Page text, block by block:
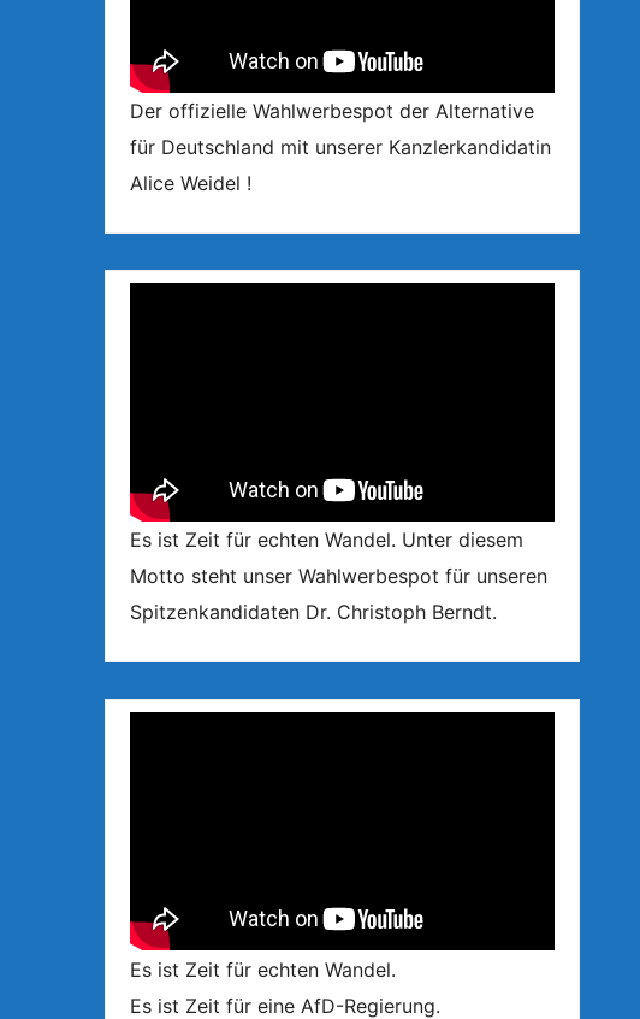
Der offizielle Wahlwerbespot der Alternative
für Deutschland mit unserer Kanzlerkandidatin
Alice Weidel !
Es ist Zeit für echten Wandel. Unter diesem
Motto steht unser Wahlwerbespot für unseren
Spitzenkandidaten Dr. Christoph Berndt.
Es ist Zeit für echten Wandel.
Es ist Zeit für eine AfD-Regierung.